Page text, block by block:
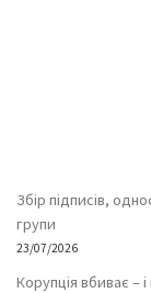
Збір підписів,
групи
23/07/2026
Корупція вбиває – і